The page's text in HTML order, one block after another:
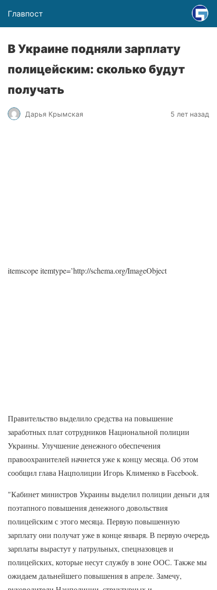
Главпост
В Украине подняли зарплату
полицейским: сколько будут
получать
Дарья Крымская 5 лет назад
itemscope itemtype=’http://schema.org/ImageObject
Правительство выделило средства на повышение
заработных плат сотрудников Национальной полиции
Украины. Улучшение денежного обеспечения
правоохранителей начнется уже к концу месяца. Об этом
сообщил глава Нацполиции Игорь Клименко в Facebook.
"Кабинет министров Украины выделил полиции деньги для
поэтапного повышения денежного довольствия
полицейским с этого месяца. Первую повышенную
зарплату они получат уже в конце января. В первую очередь
зарплаты вырастут у патрульных, спецназовцев и
полицейских, которые несут службу в зоне ООС. Также мы
ожидаем дальнейшего повышения в апреле. Замечу,